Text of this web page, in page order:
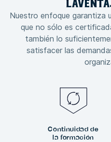
LA
Nuestro enfoque garantiza
que no sólo es
también lo
satisfacer las
Continuidad de
la formación